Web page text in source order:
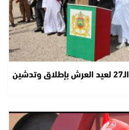
العيون تحتفي بالذكرى الـ27 لعيد العرش بإطلاق وتدشين